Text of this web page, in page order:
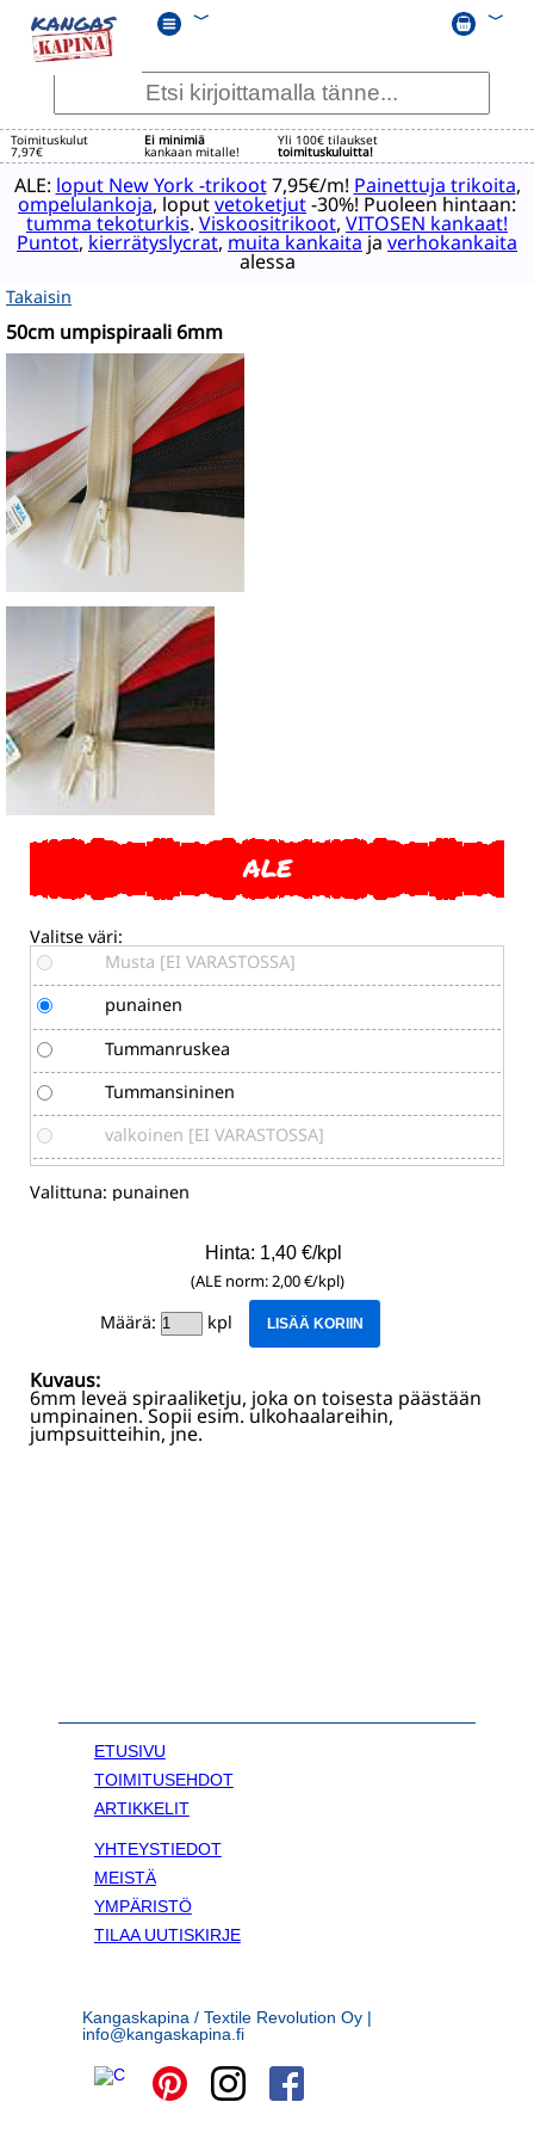
﹀ ﹀
Toimituskulut
7,97€
Ei minimiä
kankaan mitalle!
Yli 100€ tilaukset
toimituskuluitta!
ALE: loput New York -trikoot7,95€/m! Painettuja trikoita,
ompelulankoja, loputvetoketjut-30%! Puoleen hintaan:
tumma tekoturkis. Viskoositrikoot, VITOSEN kankaat!
Puntot,kierrätyslycrat,muita kankaitajaverhokankaita
alessa
Takaisin
50cm umpispiraali 6mm
ALE
Valitse väri:
Musta [EI VARASTOSSA]
punainen
Tummanruskea
Tummansininen
valkoinen [EI VARASTOSSA]
Valittuna: punainen
Hinta: 1,40 €/kpl
(ALE norm: 2,00 €/kpl)
Määrä: kpl LISÄÄ KORIIN
Kuvaus:
6mm leveä spiraaliketju, joka on toisesta päästään
umpinainen. Sopii esim. ulkohaalareihin,
jumpsuitteihin, jne.
ETUSIVU
TOIMITUSEHDOT
ARTIKKELIT
YHTEYSTIEDOT
MEISTÄ
YMPÄRISTÖ
TILAA UUTISKIRJE
Kangaskapina / Textile Revolution Oy |
info@kangaskapina.fi